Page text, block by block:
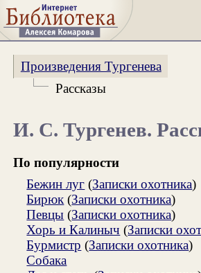
Произведения Тургенева
Рассказы
И. С. Тургенев.
По популярности
Бежин луг (Записки охотника)
Бирюк (Записки охотника)
Певцы (Записки охотника)
Хорь и Калиныч (Записки
Бурмистр (Записки охотника)
Собака